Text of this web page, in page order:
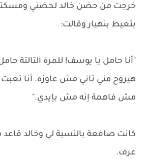
خرجت من حضن خالد لحضني
بتعيط بنهيار وقالت:
"أنا حامل يا يوسف! للمرة التالتة
هيروح مني تاني مش عاوزه. أنا
مش فاهمة إنه مش بإيدي."
كانت صافعة بالنسبة لي وخالد
عرف.